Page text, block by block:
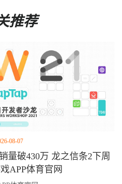
推荐
08-07
量破430万 龙之信条2下周
APP体育官网